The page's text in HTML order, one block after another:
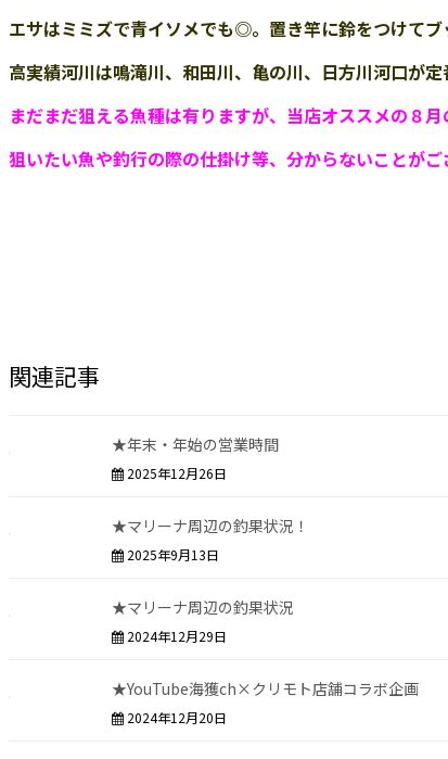
エサはミミズで青イソメでも◎。置き竿に鈴をつけてブ
高実績河川は鳴滝川、和田川、亀の川、日方川河口が
まだまだ狙える魚種は有りますが、当店オススメの８月
狙いたい魚や釣行の際の仕掛け等、分からないことがご
関連記事
★年末・年始の営業時間
2025年12月26日
★マリーナ周辺の釣果状況！
2025年9月13日
★マリーナ周辺の釣果状況
2024年12月29日
★YouTube海獲ch×クリモト店舗コラボ企画
2024年12月20日